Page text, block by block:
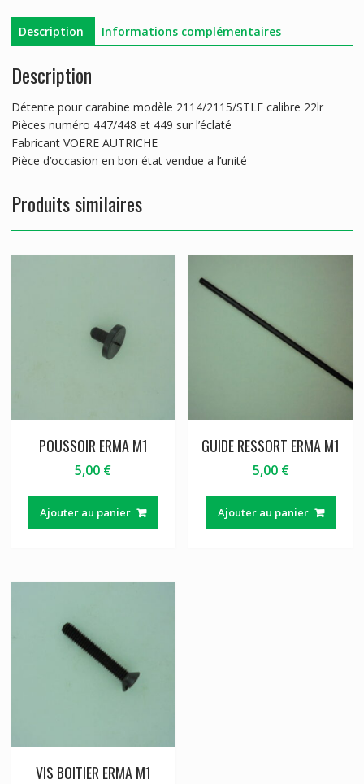
Description Informations complémentaires
Description
Détente pour carabine modèle 2114/2115/STLF calibre 22lr
Pièces numéro 447/448 et 449 sur l’éclaté
Fabricant VOERE AUTRICHE
Pièce d’occasion en bon état vendue a l’unité
Produits similaires
POUSSOIR ERMA M1
5,00 €
Ajouter au panier
GUIDE RESSORT ERMA M1
5,00 €
Ajouter au panier
VIS BOITIER ERMA M1